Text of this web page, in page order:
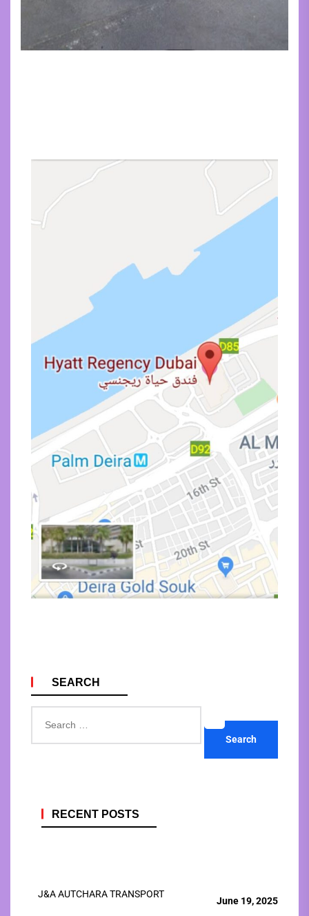
SEARCH
for:
RECENT POSTS
J&A AUTCHARA TRANSPORT
June 19, 2025